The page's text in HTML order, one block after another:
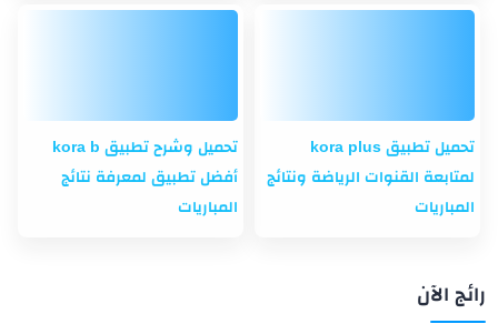
تحميل تطبيق kora plus
لمتابعة القنوات الرياضة ونتائج
المباريات
تحميل وشرح تطبيق kora b
أفضل تطبيق لمعرفة نتائج
المباريات
رائج الآن